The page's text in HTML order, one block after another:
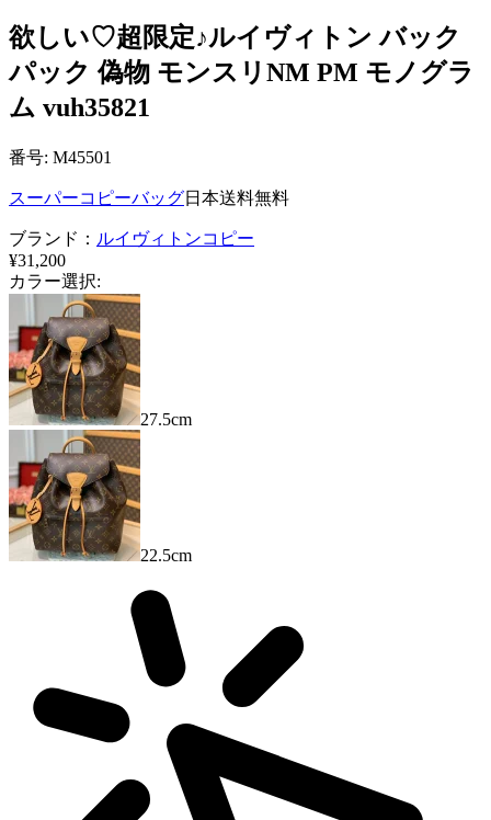
欲しい♡超限定♪ルイヴィトン バック
パック 偽物 モンスリNM PM モノグラ
ム vuh35821
番号: M45501
スーパーコピーバッグ日本送料無料
ブランド： ルイヴィトンコピー
¥31,200
カラー選択:
27.5cm
22.5cm